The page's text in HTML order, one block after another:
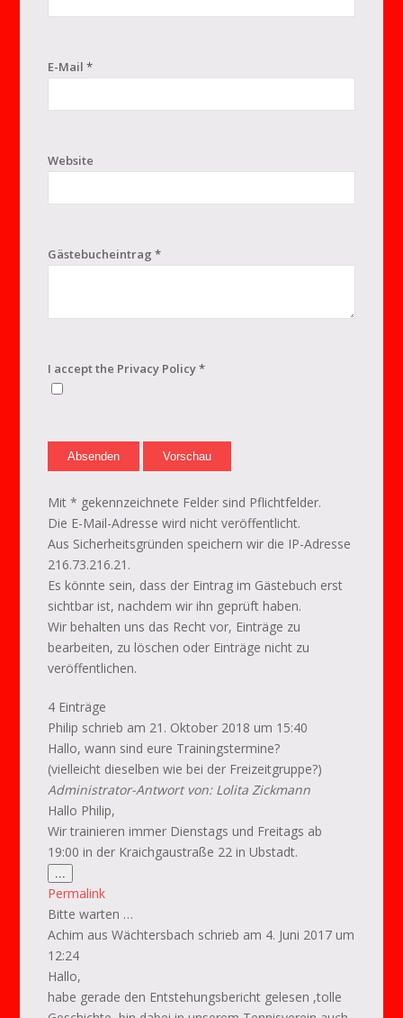
E-Mail *
Website
Gästebucheintrag *
I accept the Privacy Policy*
Mit * gekennzeichnete Felder sind Pflichtfelder.
Die E-Mail-Adresse wird nicht veröffentlicht.
Aus Sicherheitsgründen speichern wir die IP-Adresse
216.73.216.21.
Es könnte sein, dass der Eintrag im Gästebuch erst
sichtbar ist, nachdem wir ihn geprüft haben.
Wir behalten uns das Recht vor, Einträge zu
bearbeiten, zu löschen oder Einträge nicht zu
veröffentlichen.
4 Einträge
Philip schrieb am 21. Oktober 2018 um 15:40
Hallo, wann sind eure Trainingstermine?
(vielleicht dieselben wie bei der Freizeitgruppe?)
Administrator-Antwort von: Lolita Zickmann
Hallo Philip,
Wir trainieren immer Dienstags und Freitags ab
19:00 in der Kraichgaustraße 22 in Ubstadt.
Metabox
ein-/ausblenden.
Permalink
Bitte warten …
Achim aus Wächtersbach schrieb am 4. Juni 2017 um
12:24
Hallo,
habe gerade den Entstehungsbericht gelesen ,tolle